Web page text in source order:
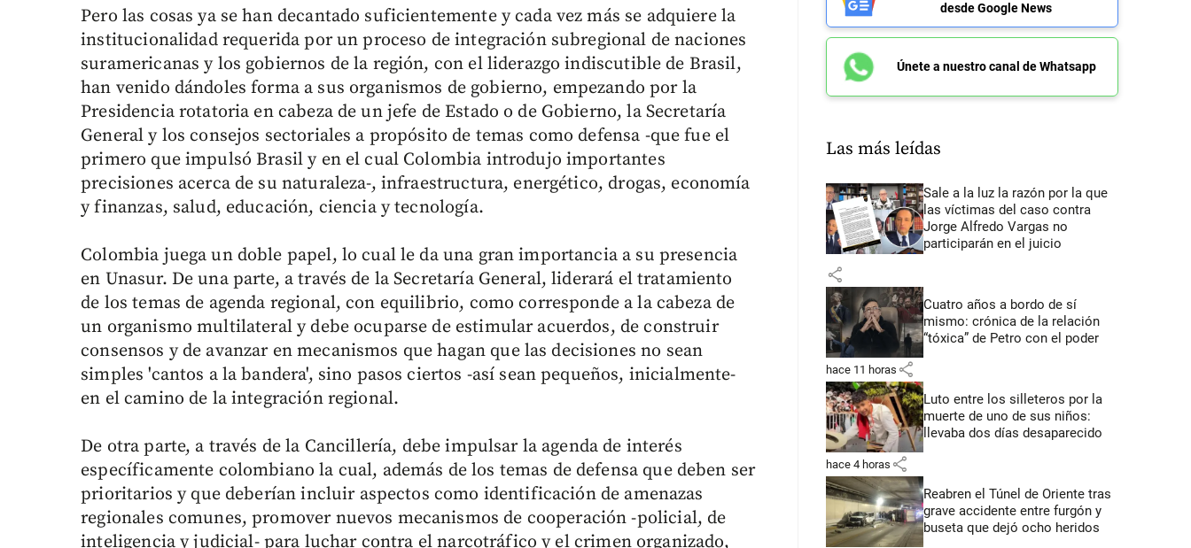
Pero las cosas ya se han decantado suficientemente y cada vez más se adquiere la
institucionalidad requerida por un proceso de integración subregional de naciones
suramericanas y los gobiernos de la región, con el liderazgo indiscutible de Brasil,
han venido dándoles forma a sus organismos de gobierno, empezando por la
Presidencia rotatoria en cabeza de un jefe de Estado o de Gobierno, la Secretaría
General y los consejos sectoriales a propósito de temas como defensa -que fue el
primero que impulsó Brasil y en el cual Colombia introdujo importantes
precisiones acerca de su naturaleza-, infraestructura, energético, drogas, economía
y finanzas, salud, educación, ciencia y tecnología.
Colombia juega un doble papel, lo cual le da una gran importancia a su presencia
en Unasur. De una parte, a través de la Secretaría General, liderará el tratamiento
de los temas de agenda regional, con equilibrio, como corresponde a la cabeza de
un organismo multilateral y debe ocuparse de estimular acuerdos, de construir
consensos y de avanzar en mecanismos que hagan que las decisiones no sean
simples 'cantos a la bandera', sino pasos ciertos -así sean pequeños, inicialmente-
en el camino de la integración regional.
De otra parte, a través de la Cancillería, debe impulsar la agenda de interés
específicamente colombiano la cual, además de los temas de defensa que deben ser
prioritarios y que deberían incluir aspectos como identificación de amenazas
regionales comunes, promover nuevos mecanismos de cooperación -policial, de
inteligencia y judicial- para luchar contra el narcotráfico y el crimen organizado,
desde Google News
Únete a nuestro canal de Whatsapp
Las más leídas
Sale a la luz la razón por la que
las víctimas del caso contra
Jorge Alfredo Vargas no
participarán en el juicio
share
Cuatro años a bordo de sí
mismo: crónica de la relación
“tóxica” de Petro con el poder
hace 11 horas share
Luto entre los silleteros por la
muerte de uno de sus niños:
llevaba dos días desaparecido
hace 4 horas share
Reabren el Túnel de Oriente tras
grave accidente entre furgón y
buseta que dejó ocho heridos